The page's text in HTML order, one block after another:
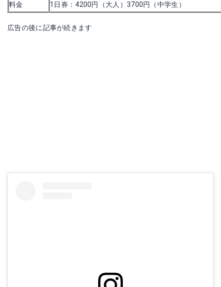
料金
1日券：4200円（大人）3700円（中学生）
広告の後に記事が続きます